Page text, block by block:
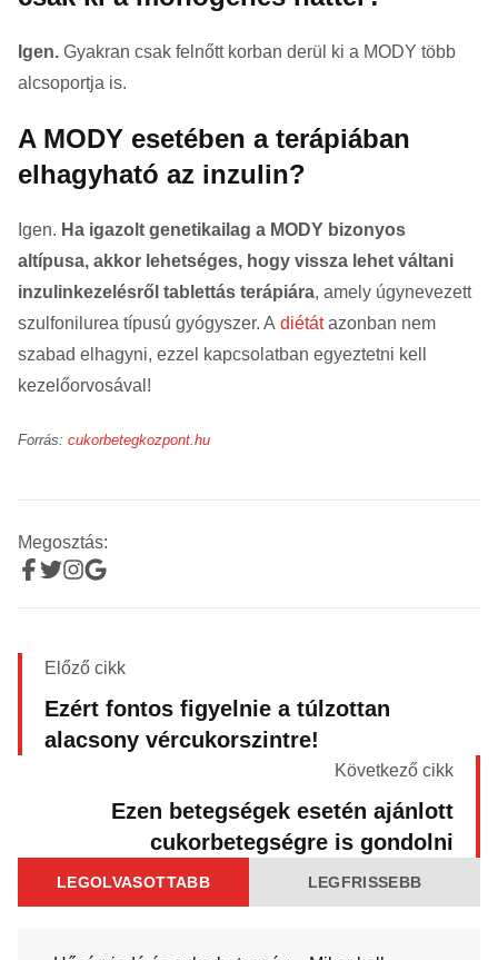
Igen. Gyakran csak felnőtt korban derül ki a MODY több
alcsoportja is.
A MODY esetében a terápiában
elhagyható az inzulin?
Igen. Ha igazolt genetikailag a MODY bizonyos
altípusa, akkor lehetséges, hogy vissza lehet váltani
inzulinkezelésről tablettás terápiára, amely úgynevezett
szulfonilurea típusú gyógyszer. A diétátazonban nem
szabad elhagyni, ezzel kapcsolatban egyeztetni kell
kezelőorvosával!
Forrás: cukorbetegkozpont.hu
Megosztás:
Előző cikk
Ezért fontos figyelnie a túlzottan
alacsony vércukorszintre!
Következő cikk
Ezen betegségek esetén ajánlott
cukorbetegségre is gondolni
LEGOLVASOTTABB LEGFRISSEBB